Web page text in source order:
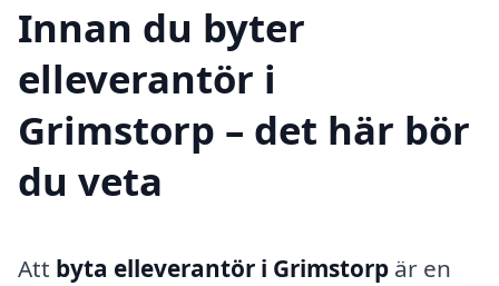
Innan du byter
elleverantör i
Grimstorp – det här bör
du veta
Att byta elleverantör i Grimstorp är en